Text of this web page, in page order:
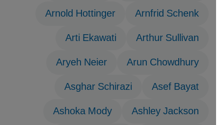
Arnfrid Schenk
Arnold Hottinger
Arthur Sullivan
Arti Ekawati
Arun Chowdhury
Aryeh Neier
Asef Bayat
Asghar Schirazi
Ashley Jackson
Ashoka Mody